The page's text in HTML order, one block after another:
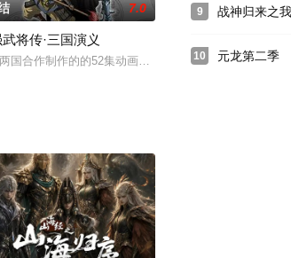
人生巅峰。
们都不会说话…….默然等待千年，只是为了在此刻
香铜臭小说《人渣反派自救系统》，亲爱的玩家，欢迎
7.0
将传·三国演义
国合作制作的的52集动画大片《三国演义》于2009年
9 战神归来之
10 元龙第二季